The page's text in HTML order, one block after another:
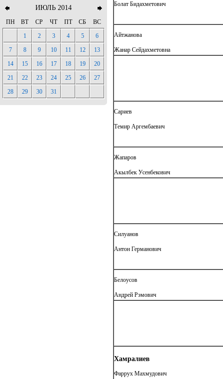
ИЮЛЬ 2014
ПН ВТ СР ЧТ ПТ СБ
ВС
1
2 3 4 5
6
7
8 9 10 11 12
13
14
15 16 17 18 19
20
21
22 23 24 25 26
27
28
29 30 31
Болат Бидахметович
Айтжанова
Жанар Сейдахметовна
Сариев
Темир Аргембаевич
Жапаров
Акылбек Усенбекович
Силуанов
Антон Германович
Белоусов
Андрей Рэмович
Хамралиев
Фаррух Махмудович